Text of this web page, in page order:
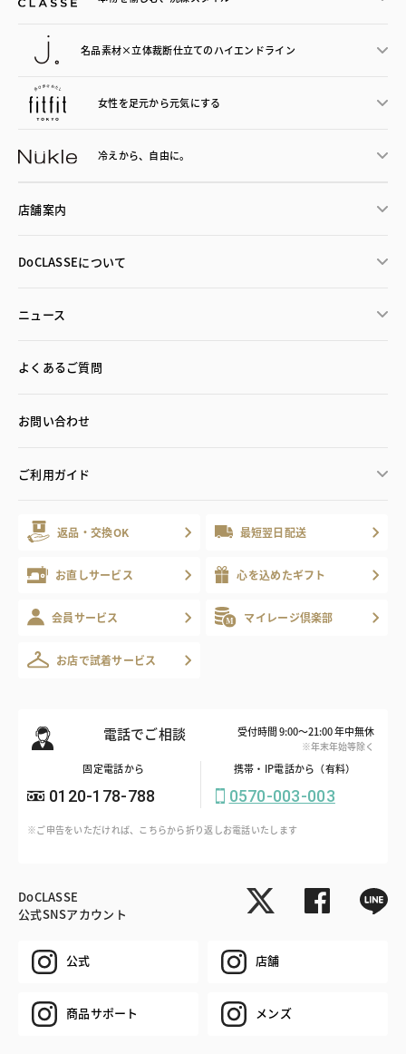
名品素材×立体裁断仕立てのハイエンドライン
女性を足元から元気にする
冷えから、 自由に。
店舗案内
DoCLASSEについて
ニュース
よくあるご質問
お問い合わせ
ご利用ガイド
返品・交換OK 最短翌日配送
お直しサービス 心を込めたギフト
会員サービス マイレージ倶楽部
お店で試着サービス
電話でご相談 受付時間 9:00～21:00 年中無休
※年末年始等除く
固定電話から
0120-178-788
携帯・IP電話から（有料）
0570-003-003
※ご申告をいただければ、こちらから折り返しお電話いたします
DoCLASSE
公式SNSアカウント
公式 店舗
商品サポート メンズ